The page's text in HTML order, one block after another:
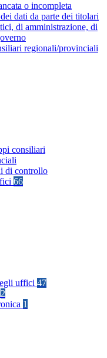
o incompleta
dati da parte dei titolari
di amministrazione, di
regionali/provinciali
consiliari
di controllo
66
uffici 47
2
1